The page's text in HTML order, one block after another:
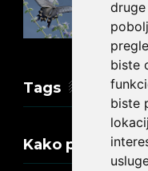
biste
biste
Tags
Kako promeniti